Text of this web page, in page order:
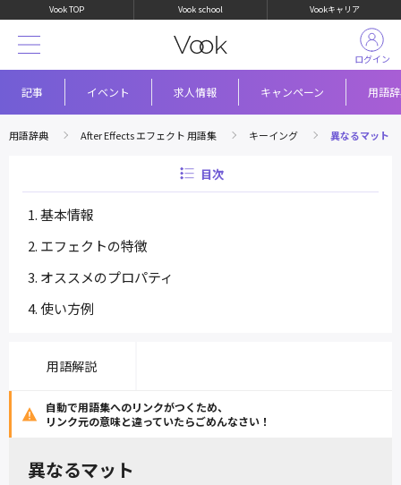
Vook TOP Vook school Vookキャリア
記事 イベント 求人情報 キャンペーン 用語
ログイン
用語辞典 After Effects エフェクト 用語集 キーイング 異なるマット
目次
基本情報
エフェクトの特徴
オススメのプロパティ
使い方例
用語解説
自動で用語集へのリンクがつくため、
リンク元の意味と違っていたらごめんなさい！
異なるマット